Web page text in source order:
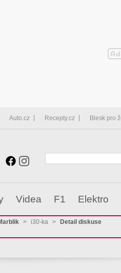
Auto.cz Recepty.cz Blesk pro
Videa F1 Elektro
> i30-ka > Detail diskuse